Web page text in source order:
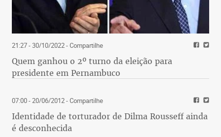
21:27 - 30/10/2022- Compartilhe
Quem ganhou o 2º turno da eleição para
presidente em Pernambuco
07:00 - 20/06/2012- Compartilhe
Identidade de torturador de Dilma Rousseff ainda
é desconhecida